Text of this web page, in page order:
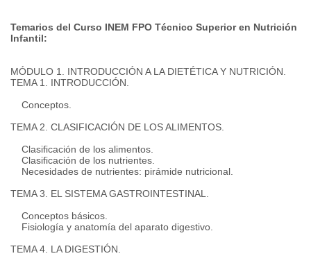
Temarios del Curso INEM FPO Técnico Superior en Nutrición
Infantil:
MÓDULO 1. INTRODUCCIÓN A LA DIETÉTICA Y NUTRICIÓN.
TEMA 1. INTRODUCCIÓN.
Conceptos.
TEMA 2. CLASIFICACIÓN DE LOS ALIMENTOS.
Clasificación de los alimentos.
Clasificación de los nutrientes.
Necesidades de nutrientes: pirámide nutricional.
TEMA 3. EL SISTEMA GASTROINTESTINAL.
Conceptos básicos.
Fisiología y anatomía del aparato digestivo.
TEMA 4. LA DIGESTIÓN.